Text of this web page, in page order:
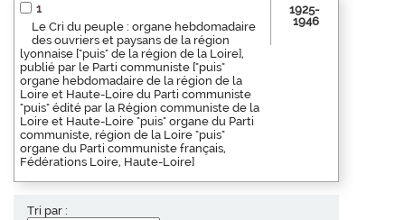
1
Le Cri du peuple : organe hebdomadaire
des ouvriers et paysans de la région
lyonnaise ["puis" de la région de la Loire],
publié par le Parti communiste ["puis"
organe hebdomadaire de la région de la
Loire et Haute-Loire du Parti communiste
"puis" édité par la Région communiste de la
Loire et Haute-Loire "puis" organe du Parti
communiste, région de la Loire "puis"
organe du Parti communiste français,
Fédérations Loire, Haute-Loire]
1925-
1946
Tri par :